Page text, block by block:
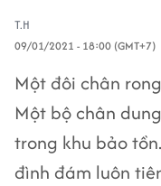
T.H
09/01/2021 - 18:00 (GMT+7)
Một đôi chân
Một bộ chân
trong khu bảo
đình đám luôn